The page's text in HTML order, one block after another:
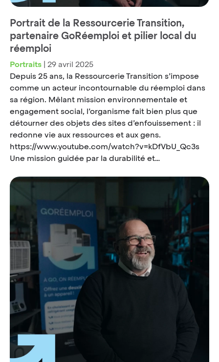
Portrait de la Ressourcerie Transition,
partenaire GoRéemploi et pilier local du
réemploi
Portraits | 29 avril 2025
Depuis 25 ans, la Ressourcerie Transition s’impose
comme un acteur incontournable du réemploi dans
sa région. Mêlant mission environnementale et
engagement social, l’organisme fait bien plus que
détourner des objets des sites d’enfouissement : il
redonne vie aux ressources et aux gens.
https://www.youtube.com/watch?v=kDfVbU_Qc3s
Une mission guidée par la durabilité et…